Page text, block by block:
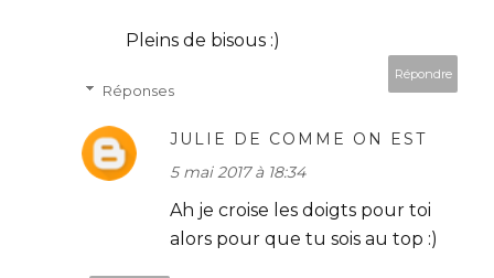
Pleins de bisous :)
Répondre
Réponses
JULIE DE COMME ON EST
5 mai 2017 à 18:34
Ah je croise les doigts pour toi
alors pour que tu sois au top :)